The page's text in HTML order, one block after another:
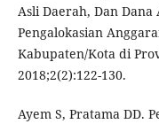
Asli Daerah, Dan
Pengalokasian
Kabupaten/Kota di
2018;2(2):122-130.
Ayem S, Pratama DD.